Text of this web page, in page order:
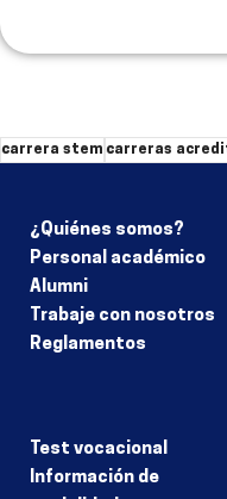
carrera stem carreras
¿Quiénes somos?
Personal académico
Alumni
Trabaje con nosotros
Reglamentos
Test vocacional
Información de